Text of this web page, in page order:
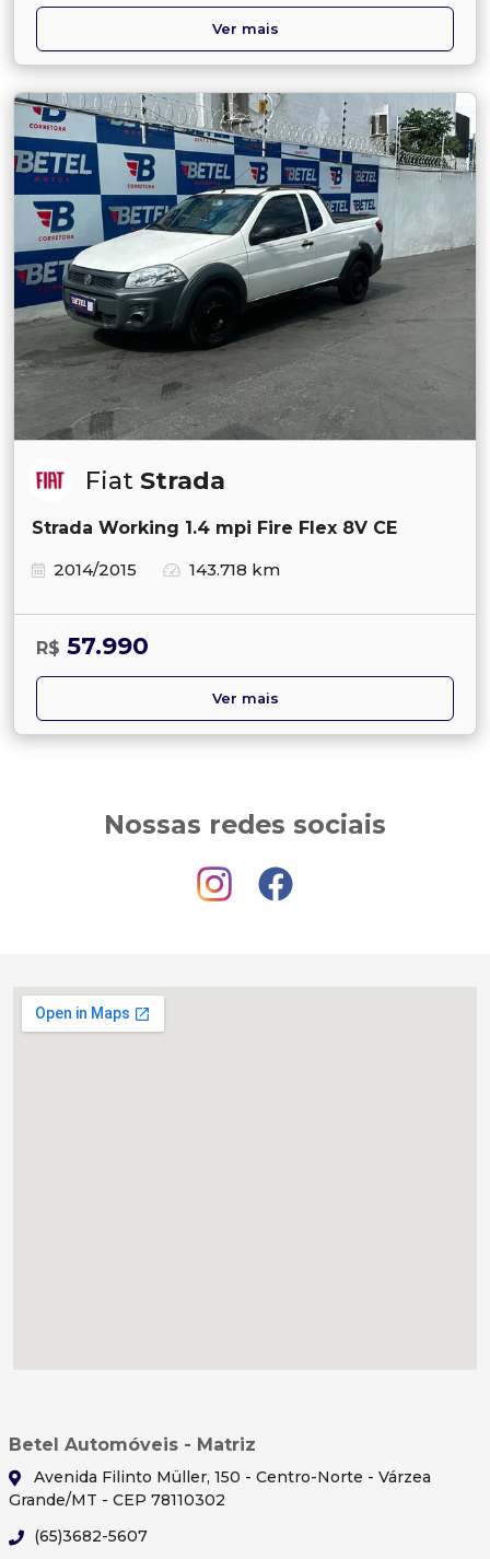
Ver mais
Fiat Strada
Strada Working 1.4 mpi Fire Flex 8V CE
2014/2015
143.718 km
R$ 57.990
Ver mais
Nossas redes sociais
Betel Automóveis - Matriz
Avenida Filinto Müller, 150 - Centro-Norte - Várzea
Grande/MT - CEP 78110302
(65)3682-5607